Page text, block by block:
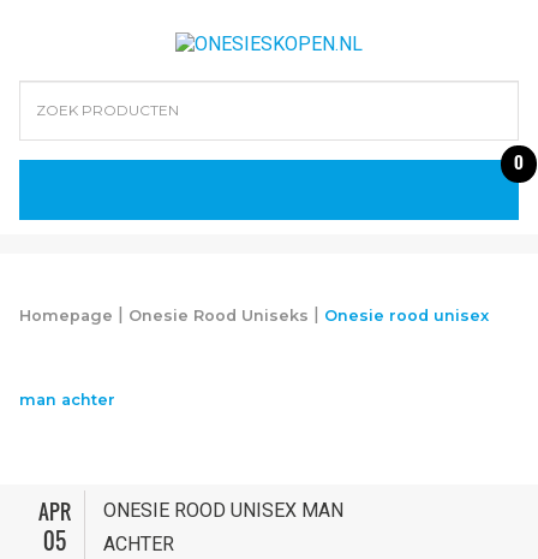
0
Homepage | Onesie Rood Uniseks | Onesie rood unisex
man achter
APR
05
ONESIE ROOD UNISEX MAN
ACHTER